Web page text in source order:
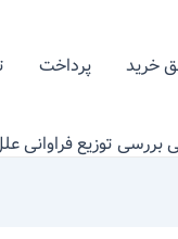
خرید پرداخت
بررسی توزیع فراوانی